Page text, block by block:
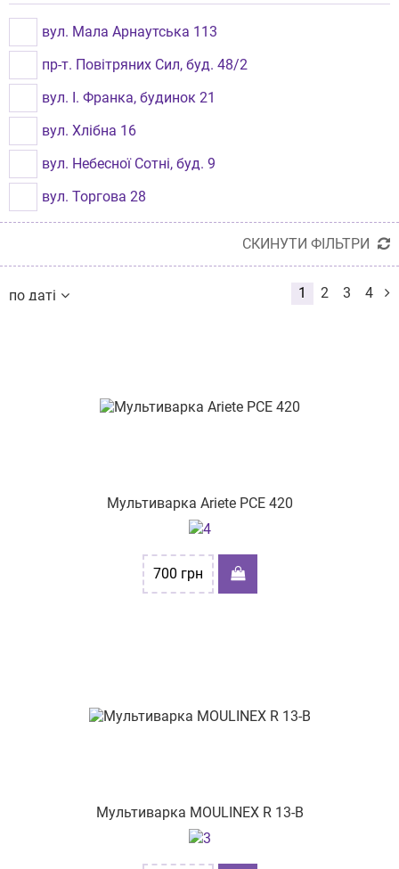
вул. Мала Арнаутська 113
пр-т. Повітряних Сил, буд. 48/2
вул. І. Франка, будинок 21
вул. Хлібна 16
вул. Небесної Сотні, буд. 9
вул. Торгова 28
пр-т. Богоявленський,330
вул. Городоцька, буд.167
вул. Шевченка, буд.52
вул. Героїв України, 11/1
вул. Проскурівського підпілля, буд 16
вул. Головна, 25
вул. Васильківська 55
пр-т. Центральний, буд. 24/2
СКИНУТИ ФІЛЬТРИ
по даті
1 2 3 4
Мультиварка Ariete PCE 420
700 грн
Мультиварка MOULINEX R 13-B